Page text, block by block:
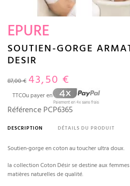
EPURE
SOUTIEN-GORGE
DESIR
87,00 € 43,50 €
TTCOu payer en
Référence PCP6365
DESCRIPTION DÉTAILS DU PRODUIT
Soutien-gorge en coton au toucher ultra doux.
la collection Coton Désir se destine aux
matières naturelles de qualité.